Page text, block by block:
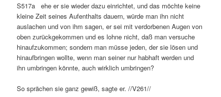
S517a ehe er sie wieder dazu einrichtet, und das möchte keine
kleine Zeit seines Aufenthalts dauern, würde man ihn nicht
auslachen und von ihm sagen, er sei mit verdorbenen Augen von
oben zurückgekommen und es lohne nicht, daß man versuche
hinaufzukommen; sondern man müsse jeden, der sie lösen und
hinaufbringen wollte, wenn man seiner nur habhaft werden und
ihn umbringen könnte, auch wirklich umbringen?
So sprächen sie ganz gewiß, sagte er. //V261//